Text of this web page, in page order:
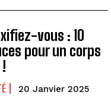
vous : 10
pour un corps
20 Janvier 2025